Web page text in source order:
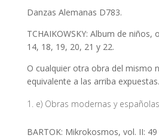
Danzas Alemanas D783.
TCHAIKOWSKY: Album de niños,
14, 18, 19, 20, 21 y 22.
O cualquier otra obra del mismo
equivalente a las arriba expuestas.
e) Obras modernas y
BARTOK: Mikrokosmos, vol. II: 49